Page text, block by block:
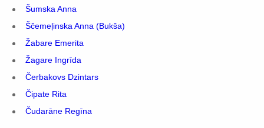
Šumska Anna
Ščemeļinska Anna (Bukša)
Žabare Emerita
Žagare Ingrīda
Čerbakovs Dzintars
Čipate Rita
Čudarāne Regīna